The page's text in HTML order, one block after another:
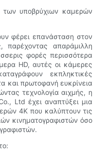
των υποβρύχιων καμερών
φέρει επανάσταση στον
παρέχοντας απαράμιλλη
φορές περισσότερα
HD, αυτές οι κάμερες
εκπληκτικές
και πρωτοφανή ευκρίνεια
τεχνολογία αιχμής, η
Ltd έχει αναπτύξει μια
4K που καλύπτουν τις
κινηματογραφιστών όσο